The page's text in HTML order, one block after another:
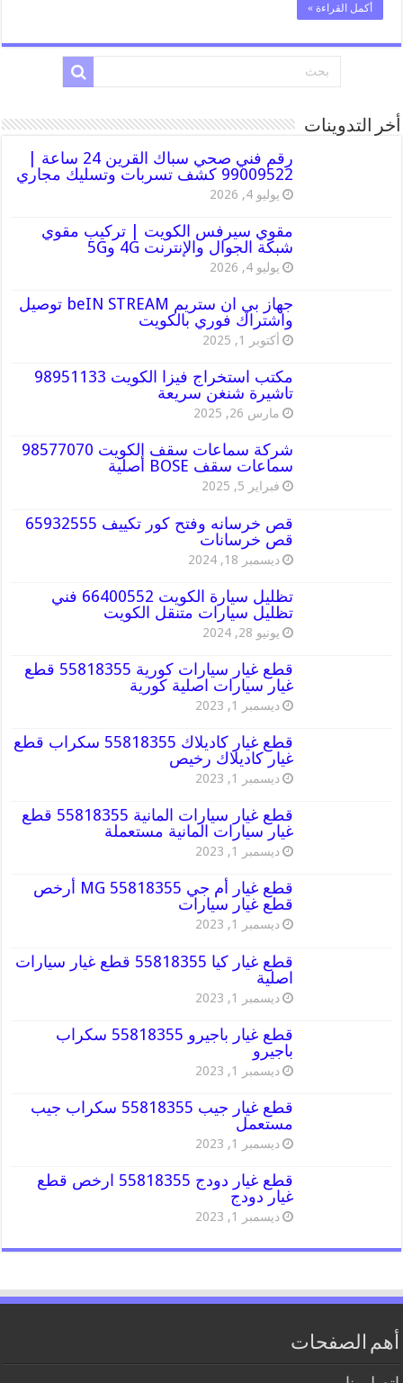
أكمل القراءة »
أخر التدوينات
رقم فني صحي سباك القرين 24 ساعة |
99009522 كشف تسربات وتسليك مجاري
يوليو 4, 2026
مقوي سيرفس الكويت | تركيب مقوي
شبكة الجوال والإنترنت 4G و5G
يوليو 4, 2026
جهاز بي ان ستريم beIN STREAM توصيل
واشتراك فوري بالكويت
أكتوبر 1, 2025
مكتب استخراج فيزا الكويت 98951133
تاشيرة شنغن سريعة
مارس 26, 2025
شركة سماعات سقف الكويت 98577070
سماعات سقف BOSE أصلية
فبراير 5, 2025
قص خرسانه وفتح كور تكييف 65932555
قص خرسانات
ديسمبر 18, 2024
تظليل سيارة الكويت 66400552 فني
تظليل سيارات متنقل الكويت
يونيو 28, 2024
قطع غيار سيارات كورية 55818355 قطع
غيار سيارات اصلية كورية
ديسمبر 1, 2023
قطع غيار كاديلاك 55818355 سكراب قطع
غيار كاديلاك رخيص
ديسمبر 1, 2023
قطع غيار سيارات المانية 55818355 قطع
غيار سيارات المانية مستعملة
ديسمبر 1, 2023
قطع غيار أم جي MG 55818355 أرخص
قطع غيار سيارات
ديسمبر 1, 2023
قطع غيار كيا 55818355 قطع غيار سيارات
اصلية
ديسمبر 1, 2023
قطع غيار باجيرو 55818355 سكراب
باجيرو
ديسمبر 1, 2023
قطع غيار جيب 55818355 سكراب جيب
مستعمل
ديسمبر 1, 2023
قطع غيار دودج 55818355 ارخص قطع
غيار دودج
ديسمبر 1, 2023
أهم الصفحات